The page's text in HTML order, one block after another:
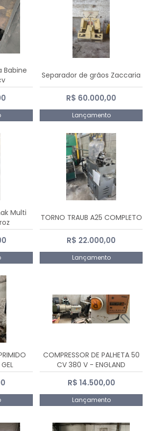
Babine
Separador de grãos Zaccaria
R$ 60.000,00
Lançamento
Multi
TORNO TRAUB A25 COMPLETO
R$ 22.000,00
Lançamento
COMPRESSOR DE PALHETA 50
CV 380 V - ENGLAND
R$ 14.500,00
Lançamento